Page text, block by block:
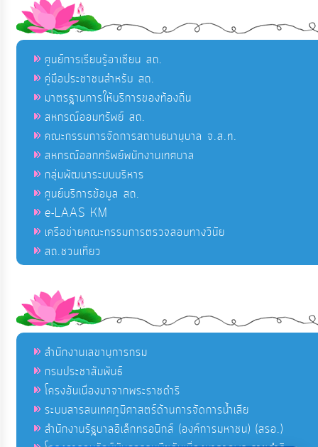
ศูนย์การเรียนรู้อาเซียน สถ.
คู่มือประชาชนสำหรับ สถ.
มาตรฐานการให้บริการของท้องถิ่น
สหกรณ์ออมทรัพย์ สถ.
คณะกรรมการจัดการสถานธนานุบาล จ.ส.ท.
สหกรณ์ออกทรัพย์พนักงานเทศบาล
กลุ่มพัฒนาระบบบริหาร
ศูนย์บริการข้อมูล สถ.
e-LAAS KM
เครือข่ายคณะกรรมการตรวจสอบทางวินัย
สถ.ชวนเที่ยว
สำนักงานเลขานุการกรม
กรมประชาสัมพันธ์
โครงอันเนื่องมาจากพระราชดำริ
ระบบสารสนเทศภูมิศาสตร์ด้านการจัดการน้ำเสีย
สำนักงานรัฐบาลอิเล็กทรอนิกส์ (องค์การมหาชน) (สรอ.)